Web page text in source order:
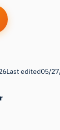
Last edited05/